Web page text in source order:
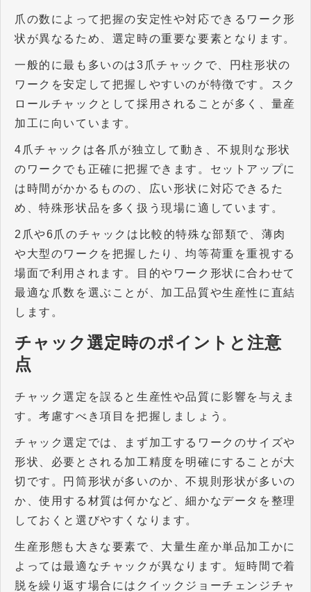
爪の数によって把握の安定性や対応できるワーク形
状が異なるため、選定時の重要な要素となります。
一般的に最も多いのは3 爪チャックで、円柱形状の
ワークを安定して把握しやすいのが特徴です。スク
ロールチャックとして採用されることが多く、量産
加工に向いています。
4 爪チャックは各爪が独立して動き、不規則な形状
のワークでも正確に把握できます。セットアップに
は時間がかかるものの、広い形状に対応できるた
め、特殊形状品を多く扱う現場に適しています。
2 爪や6爪のチャックは比較的特殊な部類で、薄肉
や大型のワークを把握したり、均等荷重を重視する
場面で利用されます。目的やワーク形状に合わせて
最適な爪数を選ぶことが、加工品質や生産性に直結
します。
チャック選定時のポイントと注意
点
チャック選定を誤ると生産性や品質に影響を与えま
す。考慮すべき項目を把握しましょう。
チャック選定では、まず加工するワークのサイズや
形状、必要とされる加工精度を明確にすることが大
切です。円筒形状が多いのか、不規則形状が多いの
か、使用する材質は何かなど、細かなデータを整理
しておくと選びやすくなります。
生産形態も大きな要素で、大量生産か単品加工かに
よっては最適なチャックが異なります。短時間で着
脱を繰り返す場合にはクイックジョーチェンジチャ